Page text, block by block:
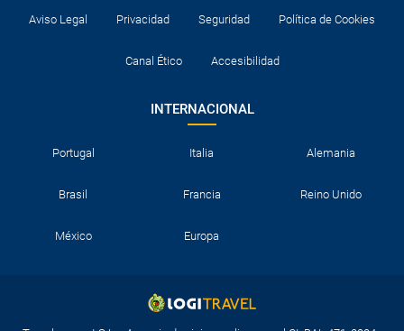
Aviso Legal Privacidad Seguridad Política de Cookies
Canal Ético Accesibilidad
INTERNACIONAL
Portugal Italia Alemania
Brasil Francia Reino Unido
México Europa